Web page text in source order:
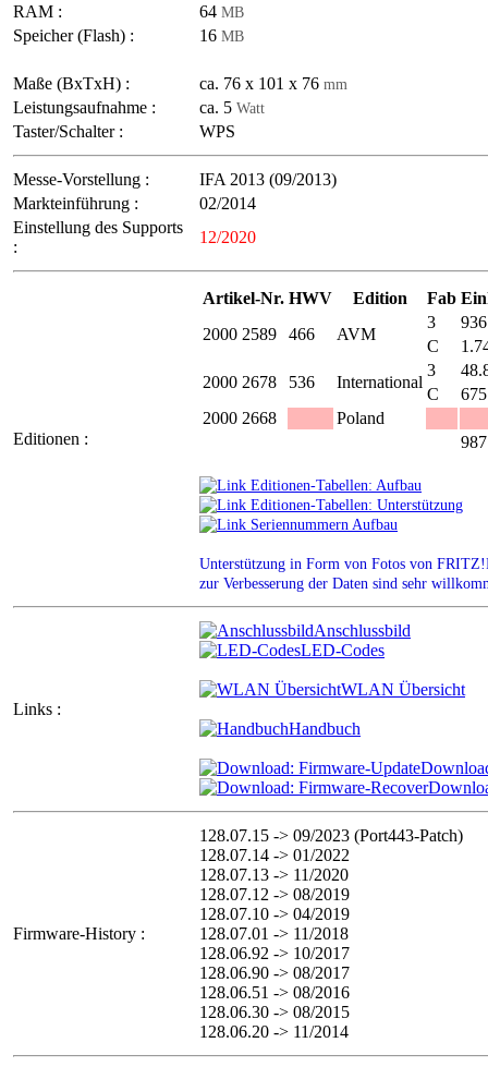
RAM : 64 MB
Speicher (Flash) : 16 MB
Maße (BxTxH) : ca. 76 x 101 x 76 mm
Leistungsaufnahme : ca. 5 Watt
Taster/Schalter : WPS
Messe-Vorstellung :
IFA 2013 (09/2013)
Markteinführung :
02/2014
Einstellung des Supports
:
12/2020
Editionen :
Artikel-Nr. HWV Edition Fab
2000 2589
466 AVM
3
C
2000 2678
536 International
3
C
675
2000 2668
Poland
Editionen-Tabellen: Aufbau
Editionen-Tabellen: Unterstützung
Seriennummern Aufbau
Unterstützung in Form von Fotos von
zur Verbesserung der Daten sind sehr
Links :
Anschlussbild
LED-Codes
WLAN Übersicht
Handbuch
Firmware-History :
128.07.15 -> 09/2023 (Port443-Patch)
128.07.14 -> 01/2022
128.07.13 -> 11/2020
128.07.12 -> 08/2019
128.07.10 -> 04/2019
128.07.01 -> 11/2018
128.06.92 -> 10/2017
128.06.90 -> 08/2017
128.06.51 -> 08/2016
128.06.30 -> 08/2015
128.06.20 -> 11/2014